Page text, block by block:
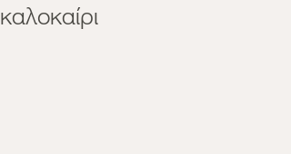
καλοκαίρι